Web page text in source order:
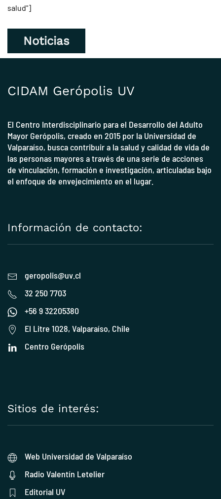
salud"]
Noticias
CIDAM Gerópolis UV
El Centro Interdisciplinario para el Desarrollo del Adulto
Mayor Gerópolis, creado en 2015 por la Universidad de
Valparaíso, busca contribuir a la salud y calidad de vida de
las personas mayores a través de una serie de acciones
de vinculación, formación e investigación, articuladas bajo
el enfoque de envejecimiento en el lugar.
Información de contacto:
geropolis@uv.cl
32 250 7703
+56 9 32205380
El Litre 1028, Valparaíso, Chile
Centro Gerópolis
Sitios de interés:
Web Universidad de Valparaíso
Radio Valentín Letelier
Editorial UV